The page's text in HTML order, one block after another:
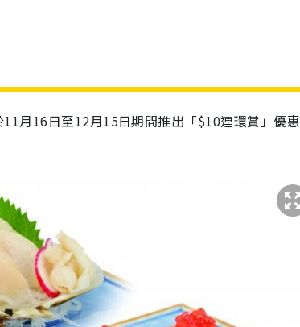
月16日至12月15日期間推出「$10連環賞」優